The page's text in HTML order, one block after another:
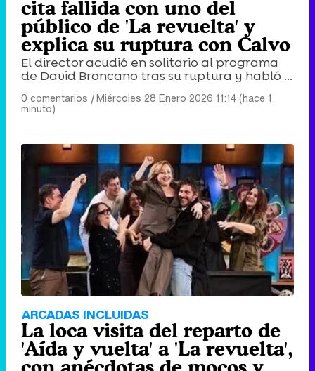
cita fallida con uno del
público de 'La revuelta' y
explica su ruptura con Calvo
El director acudió en solitario al programa
de David Broncano tras su ruptura y habló ...
0 comentarios |Miércoles 28 Enero 2026 11:14 (hace 1
minuto)
ARCADAS INCLUIDAS
La loca visita del reparto de
'Aída y vuelta' a 'La revuelta',